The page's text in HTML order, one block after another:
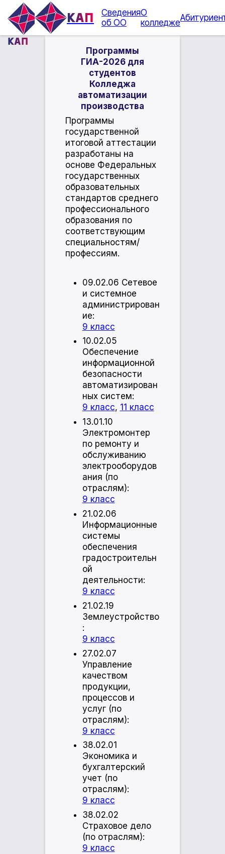
КАП
КАП
Сведения
об ОО
О
колледже
Программы
ГИА-2026 для
студентов
Колледжа
автоматизации
производства
Программы
государственной
итоговой аттестации
разработаны на
основе Федеральных
государственных
образовательных
стандартов среднего
профессионального
образования по
соответствующим
специальностям/
профессиям.
09.02.06 Сетевое
и системное
администрирован
ие:
9 класс
10.02.05
Обеспечение
информационной
безопасности
автоматизирован
ных систем:
9 класс, 11 класс
13.01.10
Электромонтер
по ремонту и
обслуживанию
электрооборудов
ания (по
отраслям):
9 класс
21.02.06
Информационные
системы
обеспечения
градостроительн
ой
деятельности:
9 класс
21.02.19
Землеустройство
:
9 класс
27.02.07
Управление
качеством
продукции,
процессов и
услуг (по
отраслям):
9 класс
38.02.01
Экономика и
бухгалтерский
учет (по
отраслям):
9 класс
38.02.02
Страховое дело
(по отраслям):
9 класс